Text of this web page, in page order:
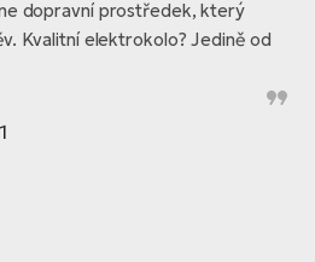
dopravní prostředek, který
Kvalitní elektrokolo? Jedině od